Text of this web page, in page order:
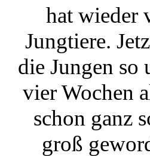
hat wieder
Jungtiere.
die Jungen so
vier Wochen
schon ganz
groß